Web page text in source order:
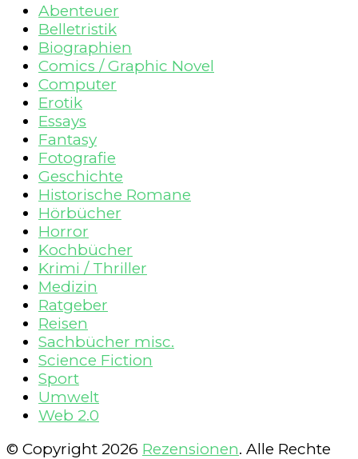
Abenteuer
Belletristik
Biographien
Comics / Graphic Novel
Computer
Erotik
Essays
Fantasy
Fotografie
Geschichte
Historische Romane
Hörbücher
Horror
Kochbücher
Krimi / Thriller
Medizin
Ratgeber
Reisen
Sachbücher misc.
Science Fiction
Sport
Umwelt
Web 2.0
© Copyright 2026 Rezensionen. Alle Rechte